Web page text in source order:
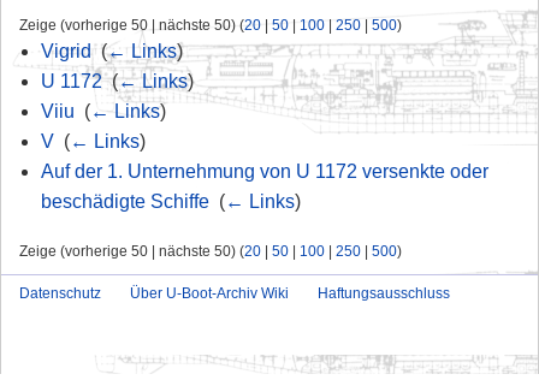
Zeige (vorherige 50 | nächste 50) (20 | 50 | 100 | 250 | 500)
Vigrid‎ (← Links)
U 1172‎(← Links)
Viiu (← Links)
V‎ (← Links)
Auf der 1. Unternehmung von U 1172 versenkte oder
beschädigte Schiffe‎ (← Links)
Zeige (vorherige 50 | nächste 50) (20 | 50 | 100 | 250 | 500)
Datenschutz Über U-Boot-Archiv Wiki Haftungsausschluss